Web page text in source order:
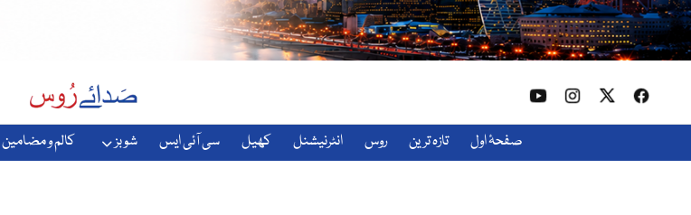
صفحۂ اول تازہ ترین روس انٹرنیشنل کھیل سی آئی ایس شوبز کالم و مضامین